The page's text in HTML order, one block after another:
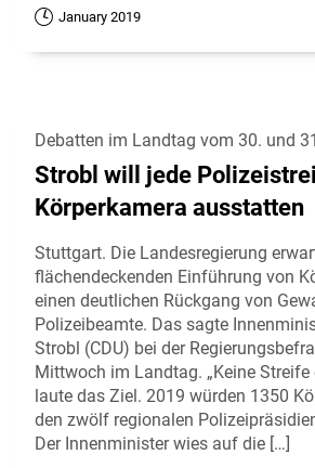
January 2019
Debatten im Landtag vom 30. und
Strobl will jede
Körperkamera ausstatten
Stuttgart. Die Landesregierung
flächendeckenden Einführung von
einen deutlichen Rückgang von
Polizeibeamte. Das sagte
Strobl (CDU) bei der
Mittwoch im Landtag. „Keine Streife
laute das Ziel. 2019 würden 1350
den zwölf regionalen
Der Innenminister wies auf die […]